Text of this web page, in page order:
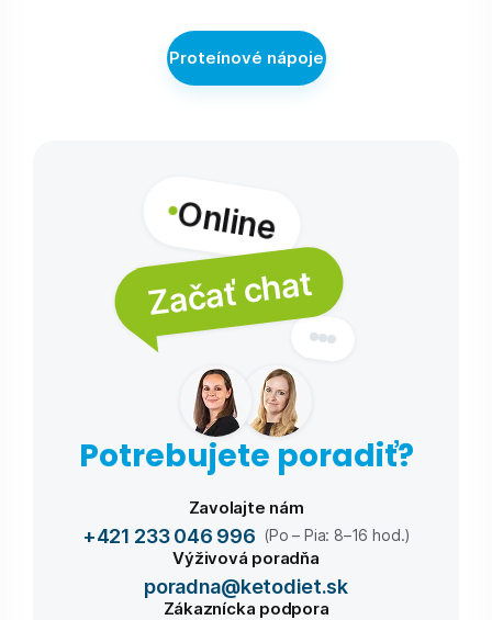
Proteínové nápoje
Online
Začať chat
Potrebujete poradiť?
Zavolajte nám
+421 233 046 996 (Po – Pia: 8–16 hod.)
Výživová poradňa
poradna@ketodiet.sk
Zákaznícka podpora